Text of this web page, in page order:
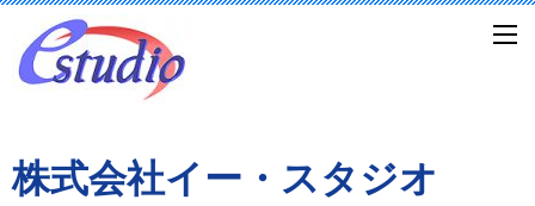
株式会社イー・スタジオ